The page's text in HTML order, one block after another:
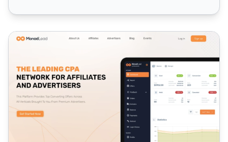
Programa de Afiliados MonadLead